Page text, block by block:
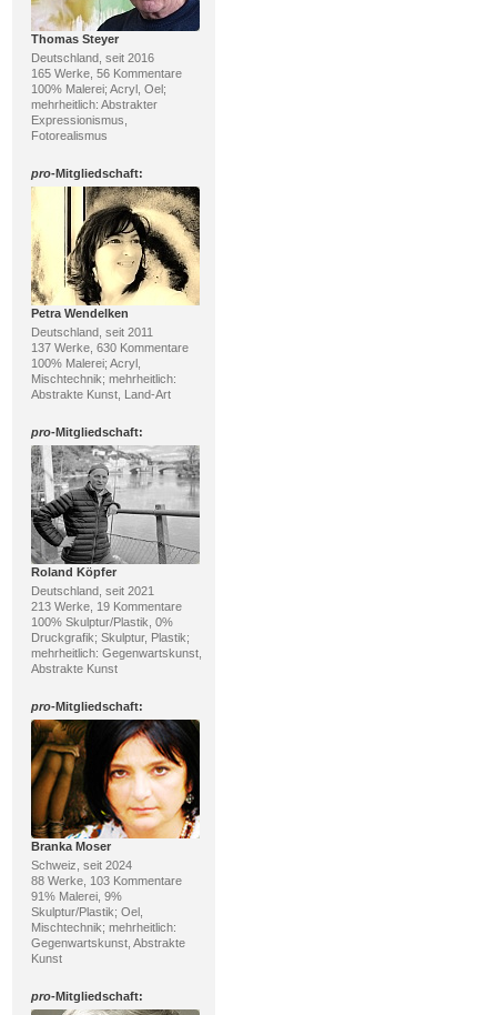
Thomas Steyer
Deutschland, seit 2016
165 Werke, 56 Kommentare
100% Malerei; Acryl, Oel;
mehrheitlich: Abstrakter
Expressionismus,
Fotorealismus
pro-Mitgliedschaft:
Petra Wendelken
Deutschland, seit 2011
137 Werke, 630 Kommentare
100% Malerei; Acryl,
Mischtechnik; mehrheitlich:
Abstrakte Kunst, Land-Art
pro-Mitgliedschaft:
Roland Köpfer
Deutschland, seit 2021
213 Werke, 19 Kommentare
100% Skulptur/Plastik, 0%
Druckgrafik; Skulptur, Plastik;
mehrheitlich: Gegenwartskunst,
Abstrakte Kunst
pro-Mitgliedschaft:
Branka Moser
Schweiz, seit 2024
88 Werke, 103 Kommentare
91% Malerei, 9%
Skulptur/Plastik; Oel,
Mischtechnik; mehrheitlich:
Gegenwartskunst, Abstrakte
Kunst
pro-Mitgliedschaft: